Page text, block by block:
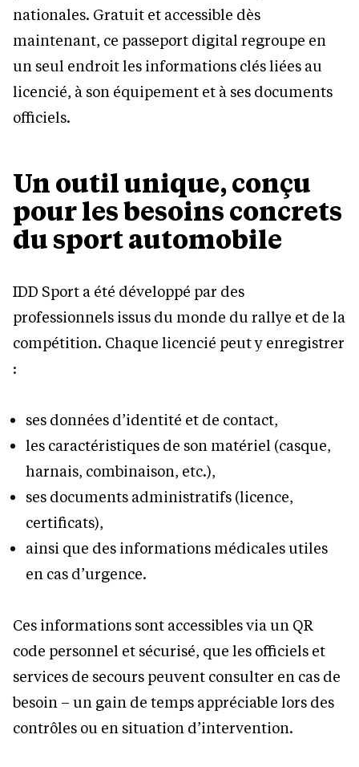
nationales. Gratuit et accessible dès
maintenant, ce passeport digital regroupe en
un seul endroit les informations clés liées au
licencié, à son équipement et à ses documents
officiels.
Un outil unique, conçu
pour les besoins concrets
du sport automobile
IDD Sport a été développé par des
professionnels issus du monde du rallye et de la
compétition. Chaque licencié peut y enregistrer
:
ses données d’identité et de contact,
les caractéristiques de son matériel (casque,
harnais, combinaison, etc.),
ses documents administratifs (licence,
certificats),
ainsi que des informations médicales utiles
en cas d’urgence.
Ces informations sont accessibles via un QR
code personnel et sécurisé, que les officiels et
services de secours peuvent consulter en cas de
besoin – un gain de temps appréciable lors des
contrôles ou en situation d’intervention.